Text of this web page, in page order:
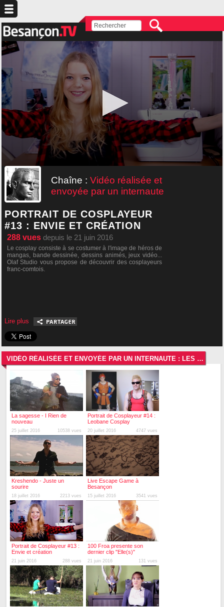
Chaîne : Vidéo réalisée et
envoyée par un internaute
PORTRAIT DE COSPLAYEUR
#13 : ENVIE ET CRÉATION
288 vues depuis le 21 juin 2016
Le cosplay consiste à se costumer à l'image de héros de
mangas, bande dessinée, dessins animés, jeux vidéo...
Olaf Studio vous propose de découvrir des cosplayeurs
franc-comtois.
Lire plus
VIDÉO RÉALISÉE ET ENVOYÉE PAR UN INTERNAUTE : LES VIDÉOS LES PLUS RÉCENTES
La sagesse - I Rien de
nouveau
25 juillet 2016 10538 vues
Portrait de Cosplayeur #14 :
Leobane Cosplay
20 juillet 2016 4747 vues
Kreshendo - Juste un
sourire
18 juillet 2016 2213 vues
Live Escape Game à
Besançon
15 juillet 2016 3541 vues
Portrait de Cosplayeur #13 :
Envie et création
21 juin 2016 288 vues
100 Froa presente son
dernier clip "Elle(s)"
21 juin 2016 131 vues